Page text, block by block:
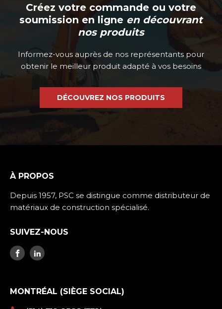
Créez votre commande ou votre
soumission en ligne en découvrant
nos produits
Informez-vous auprès de nos représentants pour
obtenir le meilleur produit adapté à vos besoins
DÉCOUVREZ NOS PRODUITS
À PROPOS
Depuis 1957, PSC se distingue comme distributeur de
matériaux de construction spécialisé.
SUIVEZ-NOUS
MONTRÉAL (SIÈGE SOCIAL)